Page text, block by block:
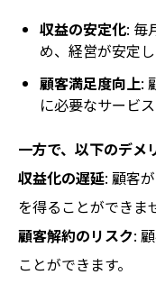
収益の安定化: 毎
め、経営が安定し
顧客満足度向上:
に必要なサービ
一方で、以下のデメ
収益化の遅延: 顧客
を得ることができま
顧客解約のリスク:
ことができます。